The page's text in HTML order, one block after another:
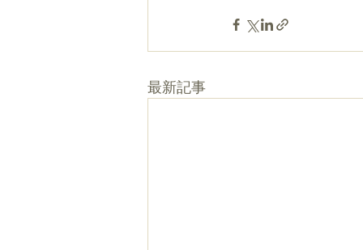
最新記事